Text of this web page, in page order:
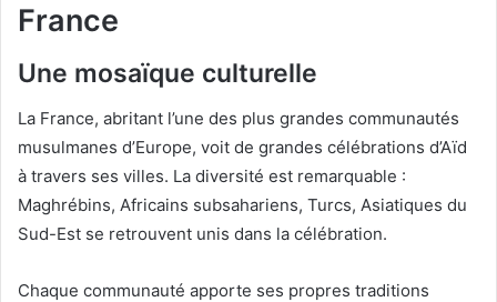
France
Une mosaïque culturelle
La France, abritant l’une des plus grandes communautés
musulmanes d’Europe, voit de grandes célébrations d’Aïd
à travers ses villes. La diversité est remarquable :
Maghrébins, Africains subsahariens, Turcs, Asiatiques du
Sud-Est se retrouvent unis dans la célébration.
Chaque communauté apporte ses propres traditions